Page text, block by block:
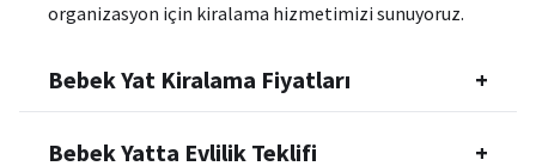
organizasyon için kiralama hizmetimizi sunuyoruz.
Bebek Yat Kiralama Fiyatları +
Bebek Yatta Evlilik Teklifi +